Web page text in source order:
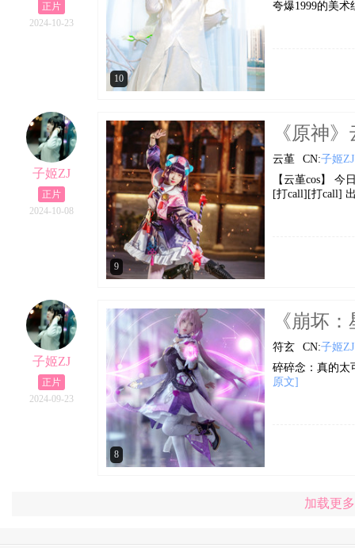
正片
2024-10-23
10
夸爆1999的美术
子姬ZJ
正片
2024-10-08
9
《原神
云堇 CN:子姬ZJ
【云堇cos】
[打call][打call]
子姬ZJ
正片
2024-09-23
8
《崩坏
符玄 CN:子姬ZJ
碎碎念：真的太
原文]
加载更